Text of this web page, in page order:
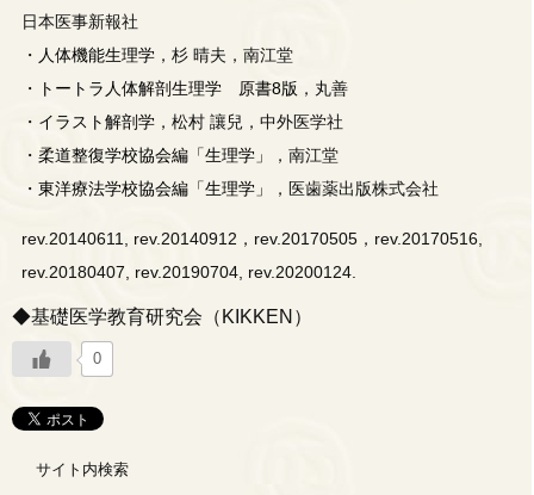
日本医事新報社
・ 人体機能生理学 ，杉 晴夫，南江堂
・
トートラ人体解剖生理学 原書8版 ，丸善
・ イラスト解剖学 ，松村 讓兒，中外医学社
・ 柔道整復学校協会編「生理学」
，南江堂
・ 東洋療法学校協会編「生理学」 ，医歯薬出版株式会社
rev.20140611, rev.20140912，rev.20170505，rev.20170516,
rev.20180407, rev.20190704, rev.20200124.
◆基礎医学教育研究会（KIKKEN）
0
サイト内検索